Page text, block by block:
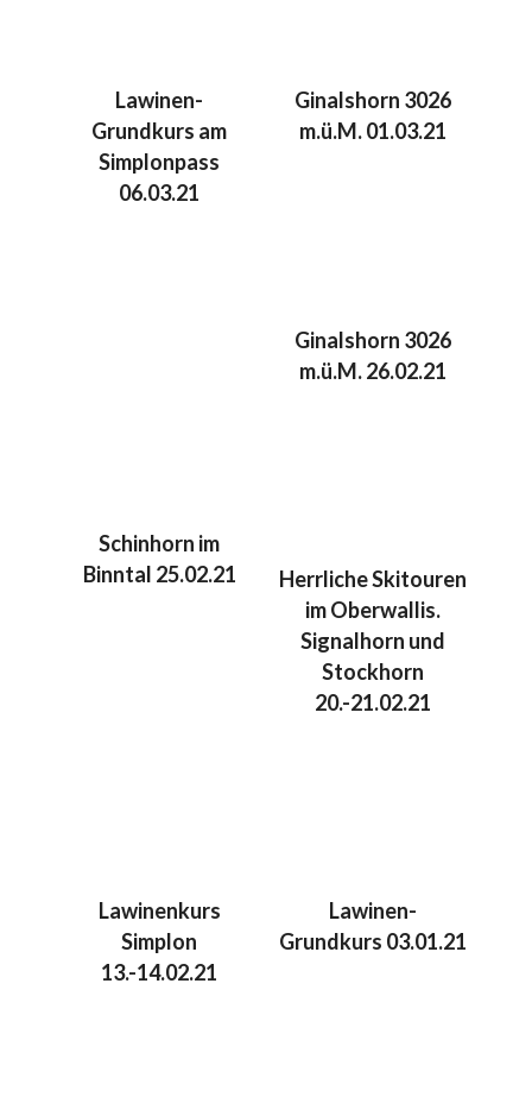
Lawinen-
Grundkurs am
Simplonpass
06.03.21
Ginalshorn 3026
m.ü.M. 01.03.21
Ginalshorn 3026
m.ü.M. 26.02.21
Schinhorn im
Binntal 25.02.21
Herrliche Skitouren
im Oberwallis.
Signalhorn und
Stockhorn
20.-21.02.21
Lawinenkurs
Simplon
13.-14.02.21
Lawinen-
Grundkurs 03.01.21